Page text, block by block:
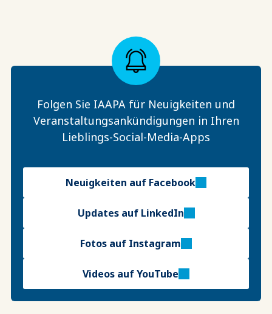
Folgen Sie IAAPA für Neuigkeiten und
Veranstaltungsankündigungen in Ihren
Lieblings-Social-Media-Apps
Neuigkeiten auf Facebook
Updates auf LinkedIn
Fotos auf Instagram
Videos auf YouTube